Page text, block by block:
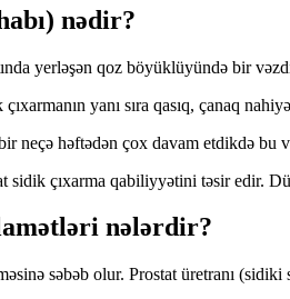
nədir?
yerləşən qoz böyüklüyündə bir
yanı sıra qasıq, çanaq
neçə həftədən çox davam etdikdə
sidik çıxarma qabiliyyətini təsir edir.
nələrdir?
səbəb olur. Prostat üretranı